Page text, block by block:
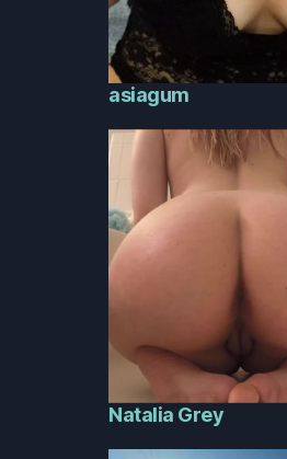
asiagum
Natalia Grey